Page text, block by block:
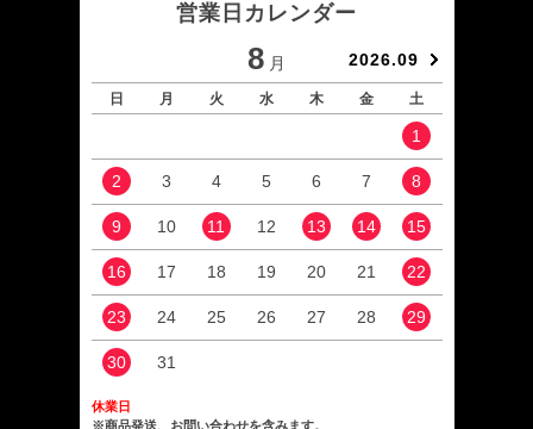
営業日カレンダー
8 月 2026.09
日 月 火 水 木 金 土
1
2 3 4 5 6 7 8
9 10 11 12 13 14 15
16 17 18 19 20 21 22
23 24 25 26 27 28 29
30 31
休業日
※商品発送、お問い合わせを含みます。